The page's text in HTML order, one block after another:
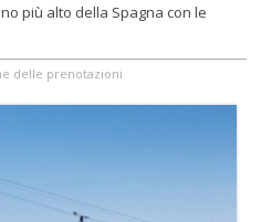
più alto della Spagna con le
delle prenotazioni